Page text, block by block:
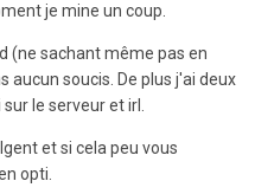
je mine un coup.
(ne sachant même pas en
aucun soucis. De plus j'ai deux
le serveur et irl.
et si cela peu vous
opti.